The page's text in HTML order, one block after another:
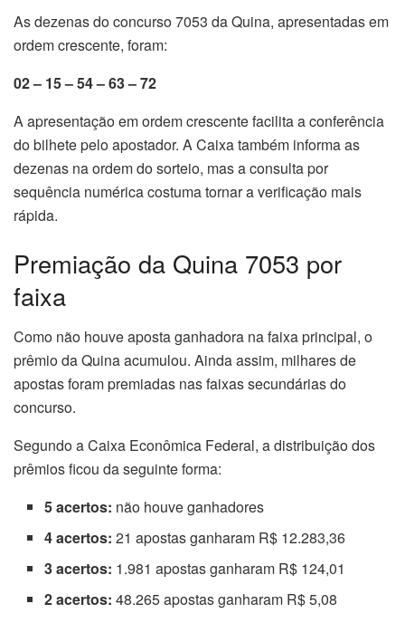
As dezenas do concurso 7053 da Quina, apresentadas em
ordem crescente, foram:
02 – 15 – 54 – 63 – 72
A apresentação em ordem crescente facilita a conferência
do bilhete pelo apostador. A Caixa também informa as
dezenas na ordem do sorteio, mas a consulta por
sequência numérica costuma tornar a verificação mais
rápida.
Premiação da Quina 7053 por
faixa
Como não houve aposta ganhadora na faixa principal, o
prêmio da Quina acumulou. Ainda assim, milhares de
apostas foram premiadas nas faixas secundárias do
concurso.
Segundo a Caixa Econômica Federal, a distribuição dos
prêmios ficou da seguinte forma:
5 acertos: não houve ganhadores
4 acertos: 21 apostas ganharam R$ 12.283,36
3 acertos: 1.981 apostas ganharam R$ 124,01
2 acertos: 48.265 apostas ganharam R$ 5,08